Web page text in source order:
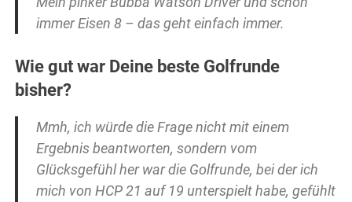
immer Eisen 8 – das geht einfach immer.
Wie gut war Deine beste Golfrunde
bisher?
Mmh, ich würde die Frage nicht mit einem
Ergebnis beantworten, sondern vom
Glücksgefühl her war die Golfrunde, bei der ich
mich von HCP 21 auf 19 unterspielt habe, gefühlt